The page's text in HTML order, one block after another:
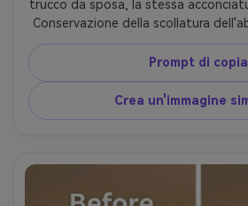
trucco da sposa, la stessa
Conservazione della scollatura
pizzo e del posizionamento dei
originale e i dettagli di sfondo
Prompt di copia
Crea un'immagine